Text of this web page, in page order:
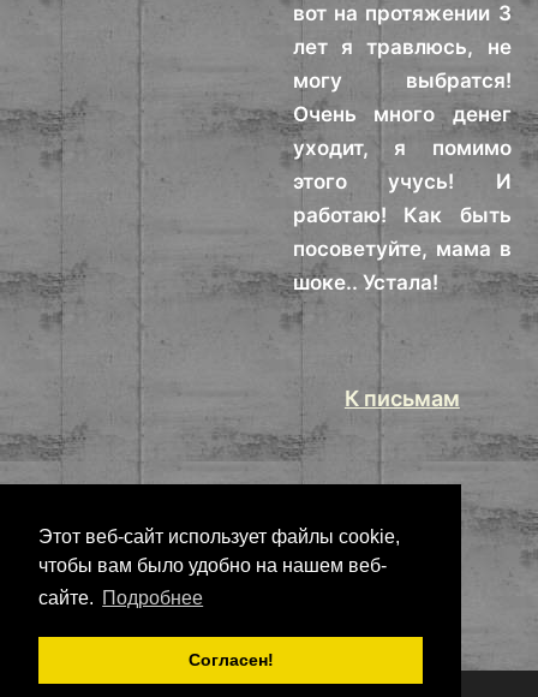
Этот веб-сайт использует файлы cookie,
чтобы вам было удобно на нашем веб-
сайте. Подробнее
Согласен!
вот на протяжении 3
лет я травлюсь, не
могу выбратся!
Очень много денег
уходит, я помимо
этого учусь! И
работаю! Как быть
посоветуйте, мама в
шоке.. Устала!
К письмам